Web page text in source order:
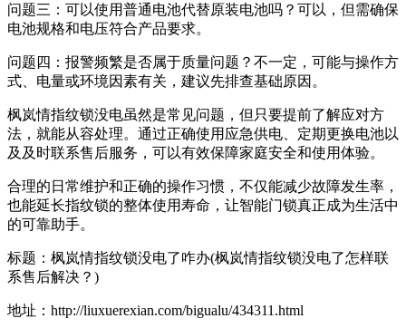
问题三：可以使用普通电池代替原装电池吗？可以，但需确保
电池规格和电压符合产品要求。
问题四：报警频繁是否属于质量问题？不一定，可能与操作方
式、电量或环境因素有关，建议先排查基础原因。
枫岚情指纹锁没电虽然是常见问题，但只要提前了解应对方
法，就能从容处理。通过正确使用应急供电、定期更换电池以
及及时联系售后服务，可以有效保障家庭安全和使用体验。
合理的日常维护和正确的操作习惯，不仅能减少故障发生率，
也能延长指纹锁的整体使用寿命，让智能门锁真正成为生活中
的可靠助手。
标题：枫岚情指纹锁没电了咋办(枫岚情指纹锁没电了怎样联
系售后解决？)
地址：http://liuxuerexian.com/bigualu/434311.html